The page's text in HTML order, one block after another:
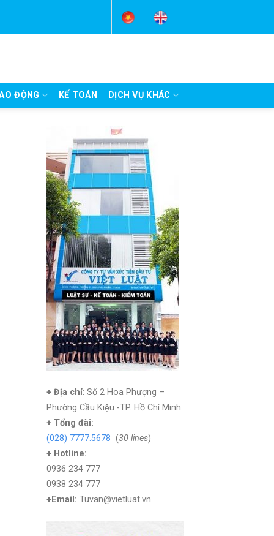
ĐỘNG KẾ TOÁN DỊCH VỤ KHÁC
+ Địa chỉ: Số 2 Hoa Phượng –
Phường Cầu Kiệu -TP. Hồ Chí Minh
+ Tổng đài:
(028) 7777.5678 (30 lines)
+ Hotline:
0936 234 777
0938 234 777
+Email: Tuvan@vietluat.vn